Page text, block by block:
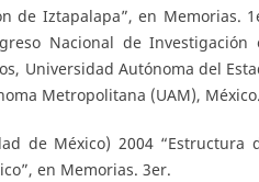
de Iztapalapa”, en Memorias.
Nacional de Investigación
Universidad Autónoma del
Metropolitana (UAM), México.
de México) 2004 “Estructura
en Memorias. 3er.